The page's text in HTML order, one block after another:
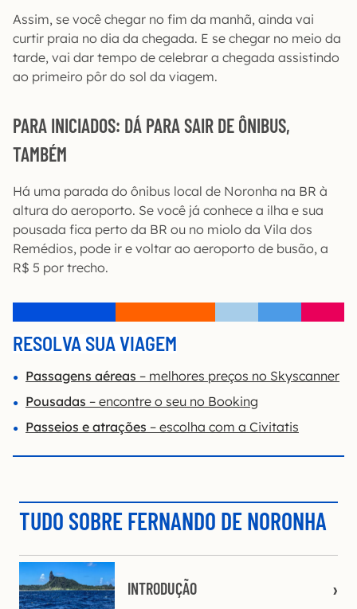
Assim, se você chegar no fim da manhã, ainda vai
curtir praia no dia da chegada. E se chegar no meio da
tarde, vai dar tempo de celebrar a chegada assistindo
ao primeiro pôr do sol da viagem.
PARA INICIADOS: DÁ PARA SAIR DE ÔNIBUS,
TAMBÉM
Há uma parada do ônibus local de Noronha na BR à
altura do aeroporto. Se você já conhece a ilha e sua
pousada fica perto da BR ou no miolo da Vila dos
Remédios, pode ir e voltar ao aeroporto de busão, a
R$ 5 por trecho.
RESOLVA SUA VIAGEM
Passagens aéreas – melhores preços no Skyscanner
Pousadas – encontre o seu no Booking
Passeios e atrações – escolha com a Civitatis
TUDO SOBRE FERNANDO DE NORONHA
INTRODUÇÃO